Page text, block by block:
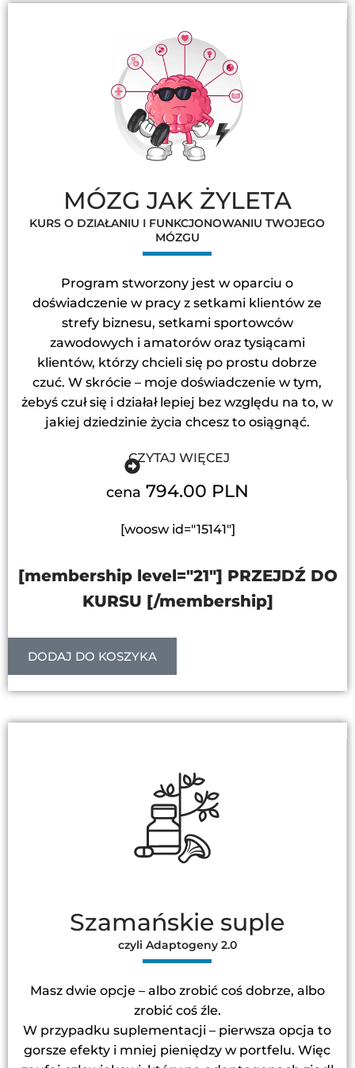
MÓZG JAK ŻYLETA
KURS O DZIAŁANIU I FUNKCJONOWANIU TWOJEGO
MÓZGU
Program stworzony jest w oparciu o
doświadczenie w pracy z setkami klientów ze
strefy biznesu, setkami sportowców
zawodowych i amatorów oraz tysiącami
klientów, którzy chcieli się po prostu dobrze
czuć. W skrócie – moje doświadczenie w tym,
żebyś czuł się i działał lepiej bez względu na to, w
jakiej dziedzinie życia chcesz to osiągnąć.
CZYTAJ WIĘCEJ
cena 794.00 PLN
[woosw id="15141"]
[membership level="21"] PRZEJDŹ DO
KURSU [/membership]
DODAJ DO KOSZYKA
Szamańskie suple
czyli Adaptogeny 2.0
Masz dwie opcje – albo zrobić coś dobrze, albo
zrobić coś źle.
W przypadku suplementacji – pierwsza opcja to
gorsze efekty i mniej pieniędzy w portfelu. Więc